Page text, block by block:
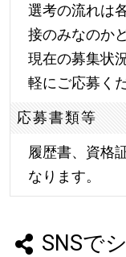
選考の流れは
接のみなのか
現在の募集状
軽にご応募く
応募書類等
履歴書、資格
なります。
SNSで